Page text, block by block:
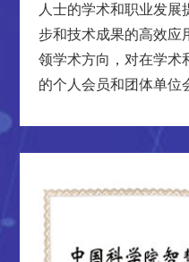
人士的学术和职业发
步和技术成果的高效应
领学术方向，对在学术
的个人会员和团体单位